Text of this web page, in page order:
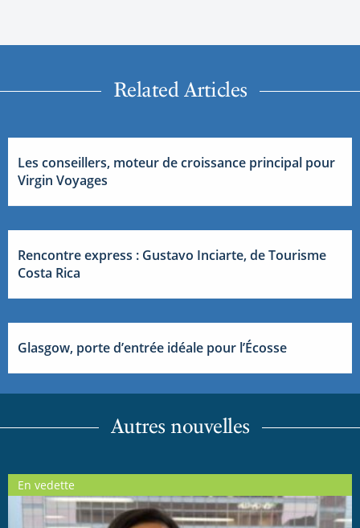
Related Articles
Les conseillers, moteur de croissance principal pour
Virgin Voyages
Rencontre express : Gustavo Inciarte, de Tourisme
Costa Rica
Glasgow, porte d’entrée idéale pour l’Écosse
Autres nouvelles
En vedette